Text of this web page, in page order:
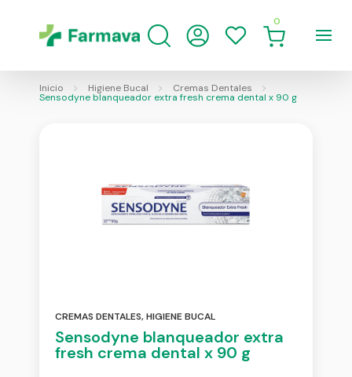
0
Inicio Higiene Bucal Cremas Dentales
Sensodyne blanqueador extra fresh crema dental x 90 g
CREMAS DENTALES,HIGIENE BUCAL
Sensodyne blanqueador extra
fresh crema dental x 90 g